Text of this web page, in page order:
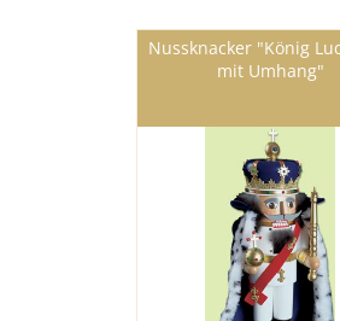
Nussknacker "König
mit Umhang"